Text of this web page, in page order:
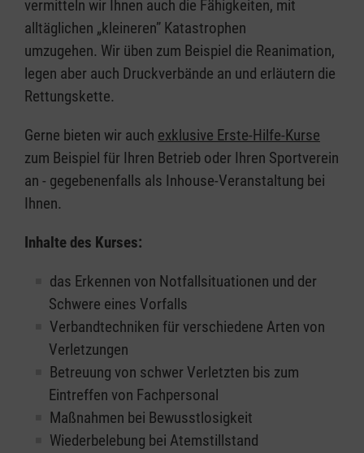
vermitteln wir Ihnen auch die Fähigkeiten, mit
alltäglichen „kleineren” Katastrophen
umzugehen. Wir üben zum Beispiel die Reanimation,
legen aber auch Druckverbände an und erläutern die
Rettungskette.
Gerne bieten wir auch exklusive Erste-Hilfe-Kurse
zum Beispiel für Ihren Betrieb oder Ihren Sportverein
an - gegebenenfalls als Inhouse-Veranstaltung bei
Ihnen.
Inhalte des Kurses:
das Erkennen von Notfallsituationen und der
Schwere eines Vorfalls
Verbandtechniken für verschiedene Arten von
Verletzungen
Betreuung von schwer Verletzten bis zum
Eintreffen von Fachpersonal
Maßnahmen bei Bewusstlosigkeit
Wiederbelebung bei Atemstillstand